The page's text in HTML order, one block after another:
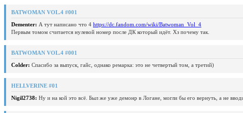
BATWOMAN VOL.4 #001
Dementer: А тут написано что 4 https://dc.fandom.com/wiki/Batwoman_Vol_4
Первым томом считается нулевой номер после ДК который идёт. Хз почему так.
BATWOMAN VOL.4 #001
Colder: Спасибо за выпуск, гайс, однако ремарка: это не четвертый том, а третий)
HELLVERINE #01
Nigil2738: Ну и на кой это всё. Был же уже демонр в Логане, могли бы его вернуть, а не